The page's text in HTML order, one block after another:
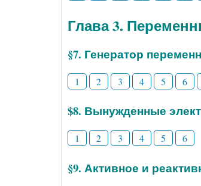
Глава 3.
§7. Генератор
1 2 3 4 5 6
$8. Вынужденные
1 2 3 4 5 6
§9. Активное и